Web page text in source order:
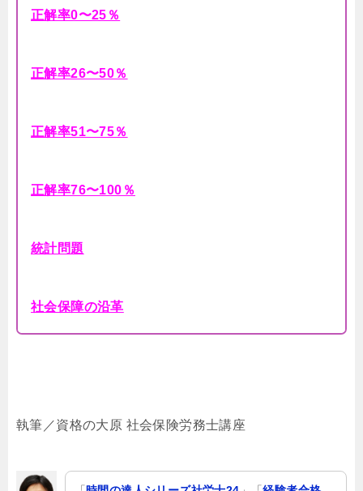
正解率0〜25％
正解率26〜50％
正解率51〜75％
正解率76〜100％
統計問題
社会保障の沿革
執筆／資格の大原 社会保険労務士講座